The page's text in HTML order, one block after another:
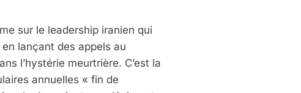
sur le leadership iranien qui
lançant des appels au
l’hystérie meurtrière. C’est la
annuelles « fin de
D’ADL Contre L’antisémitisme